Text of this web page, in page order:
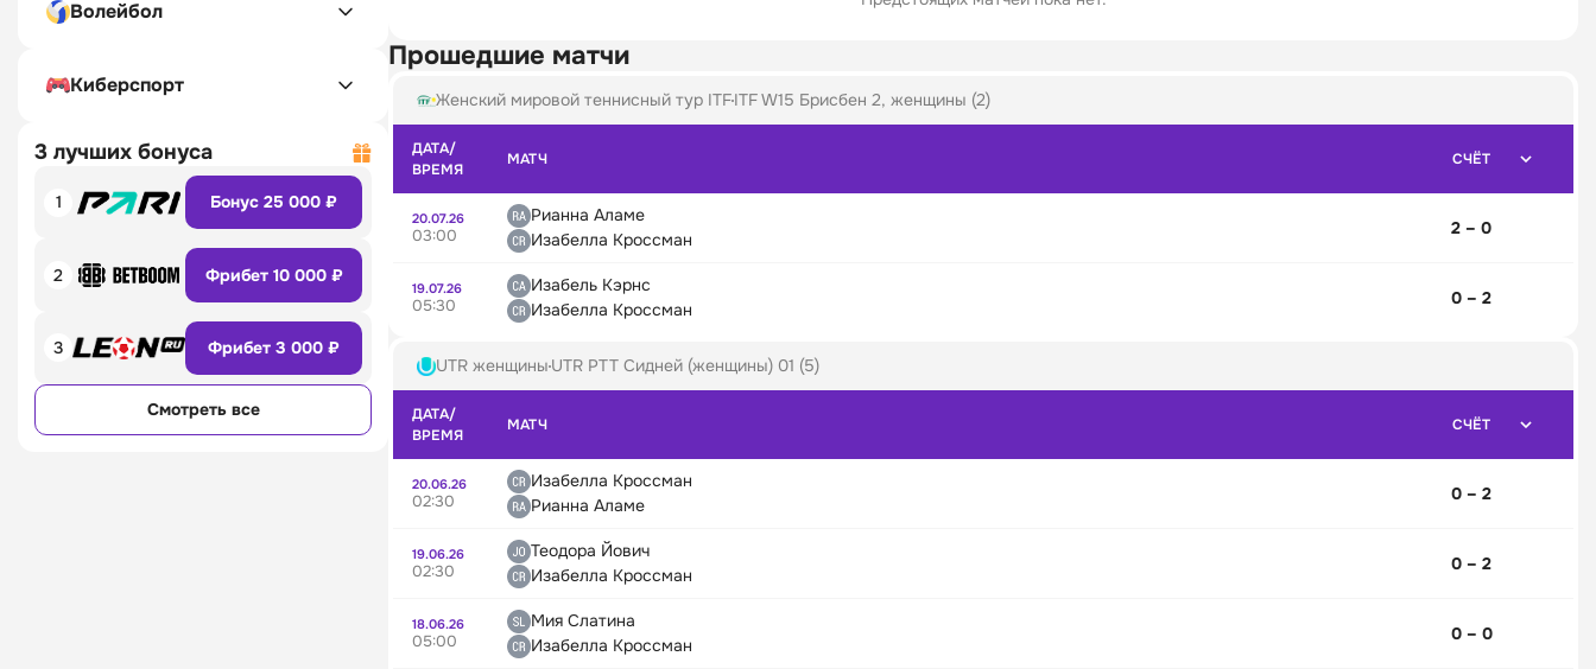
Волейбол
Киберспорт
3 лучших бонуса
1 Бонус 25 000 ₽
2 Фрибет 10 000 ₽
3 Фрибет 3 000 ₽
Смотреть все
Прошедшие матчи
Женский мировой теннисный тур ITFITF W15 Брисбен 2, женщины (2)
ДАТА/
ВРЕМЯ
МАТЧ СЧЁТ
20.07.26
03:00
Рианна Аламе
Изабелла Кроссман
2 – 0
19.07.26
05:30
Изабель Кэрнс
Изабелла Кроссман
0 – 2
UTR женщины UTR PTT Сидней (женщины) 01 (5)
ДАТА/
ВРЕМЯ
МАТЧ СЧЁТ
20.06.26
02:30
Изабелла Кроссман
Рианна Аламе
0 – 2
19.06.26
02:30
Теодора Йович
Изабелла Кроссман
0 – 2
18.06.26
05:00
Мия Слатина
Изабелла Кроссман
0 – 0